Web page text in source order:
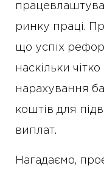
ринку праці.
що успіх
наскільки
нарахування
коштів для
виплат.
Нагадаємо,